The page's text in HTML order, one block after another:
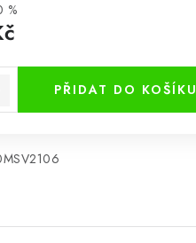
%
PŘIDAT DO KOŠÍKU